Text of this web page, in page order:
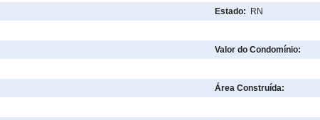
Estado: RN
Valor do Condomínio:
Área Construída: